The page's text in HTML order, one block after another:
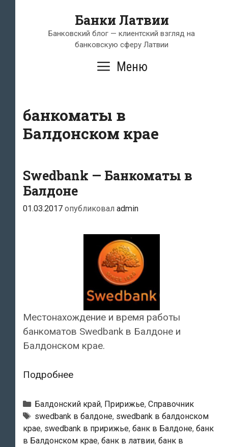
содержимому
Банки Латвии
Банковский блог — клиентский взгляд на
банковскую сферу Латвии
Меню
банкоматы в
Балдонском крае
Swedbank — Банкоматы в
Балдоне
01.03.2017 опубликовал admin
Местонахождение и время работы
банкоматов Swedbank в Балдоне и
Балдонском крае.
ПодробнееSwedbank
Банкоматы
в
Балдоне
Рубрики
Балдонский край, Пририжье, Справочник
Тэги
swedbank в балдоне, swedbank в балдонском
крае, swedbank в пририжье, банк в Балдоне, банк
в Балдонском крае, банк в латвии, банк в